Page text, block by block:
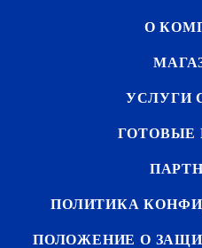
О
УСЛУГИ
ГОТОВЫЕ
ПОЛИТИКА
ПОЛОЖЕНИЕ О